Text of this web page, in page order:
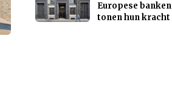
Europese banken
tonen hun kracht